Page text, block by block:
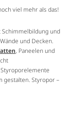
viel mehr als das!
und
und Decken.
, Paneelen und
gestalten. Styropor –